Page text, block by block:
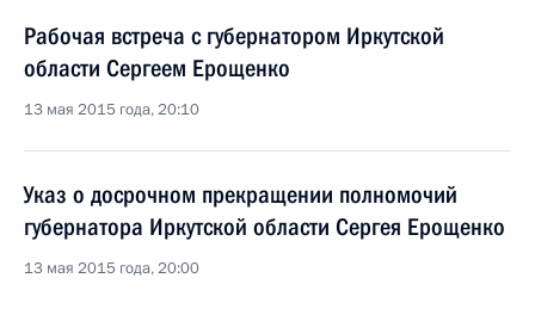
Рабочая встреча с губернатором Иркутской
области Сергеем Ерощенко
13 мая 2015 года, 20:10
Указ о досрочном прекращении полномочий
губернатора Иркутской области Сергея Ерощенко
13 мая 2015 года, 20:00